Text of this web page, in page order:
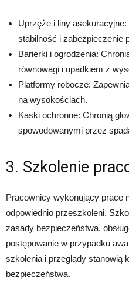
Uprzęże i liny
stabilność i zabezpieczenie
Barierki i ogrodzenia:
równowagi i upadkiem z
Platformy robocze:
na wysokościach.
Kaski ochronne: Chronią
spowodowanymi przez
3. Szkolenie
Pracownicy wykonujący prace
odpowiednio przeszkoleni.
zasady bezpieczeństwa,
postępowanie w przypadku
szkolenia i przeglądy stanowią
bezpieczeństwa.